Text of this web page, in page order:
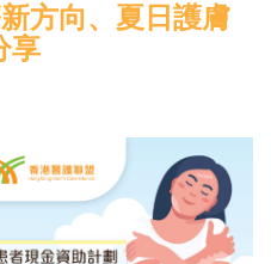
方向、夏日護膚
享